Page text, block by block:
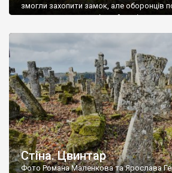
змогли захопити замок, але оборонців
поховали на цвинтарі, який тоді
ньому чимало хрестів 19 століття, є такі,
Стіна. Цвинтар
Фото Романа Маленкова та Ярослава